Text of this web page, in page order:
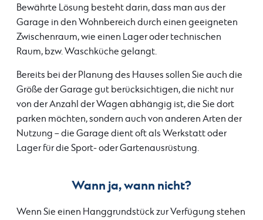
Bewährte Lösung besteht darin, dass man aus der
Garage in den Wohnbereich durch einen geeigneten
Zwischenraum, wie einen Lager oder technischen
Raum, bzw. Waschküche gelangt.
Bereits bei der Planung des Hauses sollen Sie auch die
Größe der Garage gut berücksichtigen, die nicht nur
von der Anzahl der Wagen abhängig ist, die Sie dort
parken möchten, sondern auch von anderen Arten der
Nutzung – die Garage dient oft als Werkstatt oder
Lager für die Sport- oder Gartenausrüstung.
Wann ja, wann nicht?
Wenn Sie einen Hanggrundstück zur Verfügung stehen